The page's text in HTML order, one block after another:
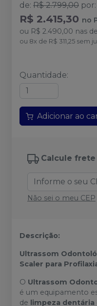
de: R$ 2.799,00 por:
R$ 2.415,30 no
ou R$ 2.490,00 nas
ou 8x de R$ 311,25 sem
Quantidade:
Adicionar ao
Calcule
Não sei o meu CEP
Descrição:
Ultrassom
Scaler para
O Ultrassom
é um equipamento
de limpeza dentária